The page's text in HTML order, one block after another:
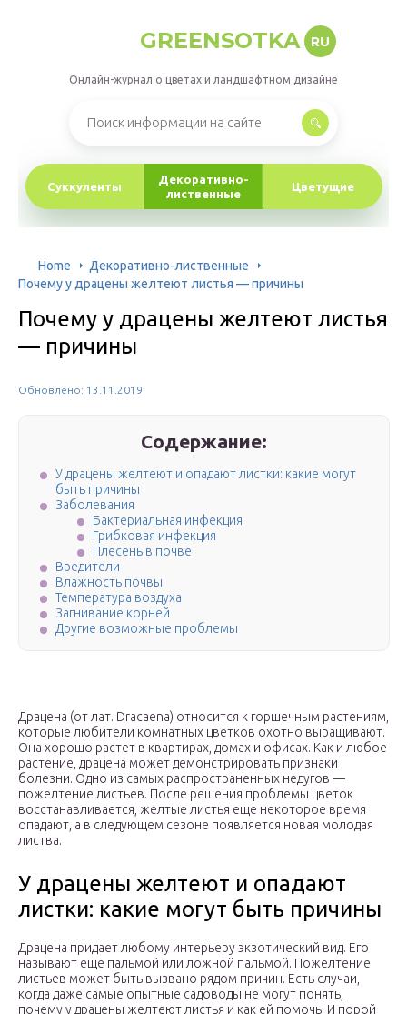
GREENSOTKA RU
Онлайн-журнал о цветах и ландшафтном дизайне
Суккуленты
Декоративно-
лиственные
Цветущие
Home
Декоративно-лиственные
Почему у драцены желтеют листья — причины
Почему у драцены желтеют листья
— причины
Обновлено: 13.11.2019
Содержание:
У драцены желтеют и опадают листки: какие могут
быть причины
Заболевания
Бактериальная инфекция
Грибковая инфекция
Плесень в почве
Вредители
Влажность почвы
Температура воздуха
Загнивание корней
Другие возможные проблемы
Драцена (от лат. Dracaena) относится к горшечным растениям,
которые любители комнатных цветков охотно выращивают.
Она хорошо растет в квартирах, домах и офисах. Как и любое
растение, драцена может демонстрировать признаки
болезни. Одно из самых распространенных недугов —
пожелтение листьев. После решения проблемы цветок
восстанавливается, желтые листья еще некоторое время
опадают, а в следующем сезоне появляется новая молодая
листва.
У драцены желтеют и опадают
листки: какие могут быть причины
Драцена придает любому интерьеру экзотический вид. Его
называют еще пальмой или ложной пальмой. Пожелтение
листьев может быть вызвано рядом причин. Есть случаи,
когда даже самые опытные садоводы не могут понять,
почему у драцены желтеют листья и как ей помочь. И порой